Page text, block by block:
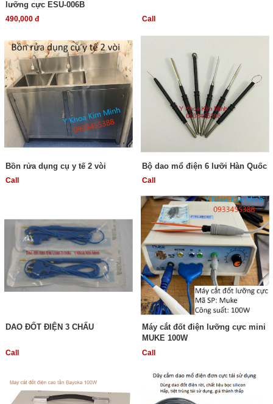
lưỡng cực ESU-006B
490,000 đ Call
Bồn rửa dụng cụ y tế 2 vòi
Call
Bộ dao mổ điện 6 lưỡi Hàn Quốc
Call
DAO ĐỐT ĐIỆN 3 CHẤU
Call
Máy cắt đốt điện lưỡng cực mini
MUKE 100W
Call